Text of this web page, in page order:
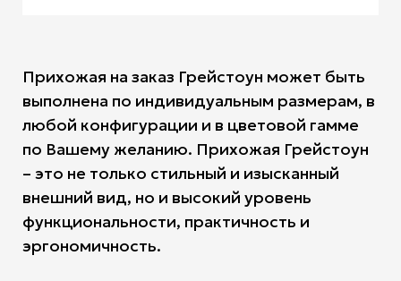
Прихожая на заказ Грейстоун может быть
выполнена по индивидуальным размерам, в
любой конфигурации и в цветовой гамме
по Вашему желанию. Прихожая Грейстоун
– это не только стильный и изысканный
внешний вид, но и высокий уровень
функциональности, практичность и
эргономичность.